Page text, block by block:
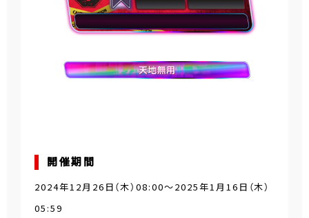
開催期間
2024年12月26日（木）08:00～2025年1月16日（木）
05:59